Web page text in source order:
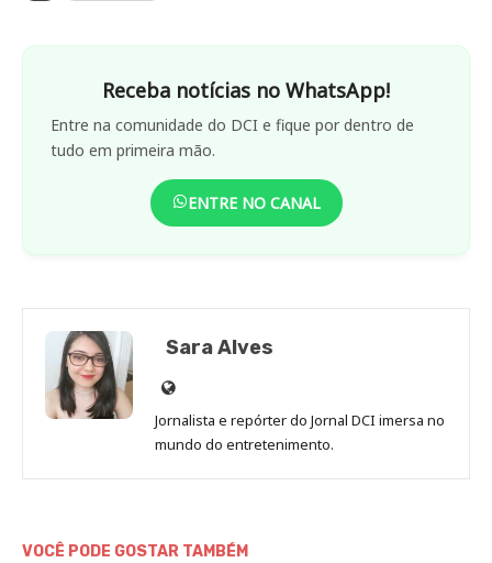
Receba notícias no WhatsApp!
Entre na comunidade do DCI e fique por dentro de
tudo em primeira mão.
ENTRE NO CANAL
Sara Alves
Site
de
Sara
Jornalista e repórter do Jornal DCI imersa no
mundo do entretenimento.
VOCÊ PODE GOSTAR TAMBÉM